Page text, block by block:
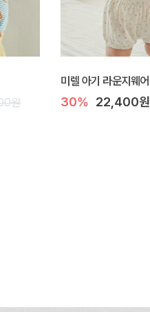
원
미렐 아기 라운지웨어
30% 22,400원